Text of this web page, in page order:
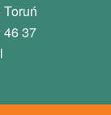
46 37